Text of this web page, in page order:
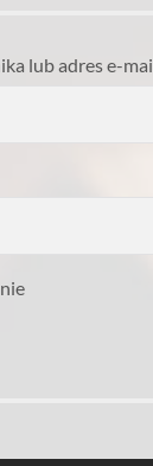
lub adres e-